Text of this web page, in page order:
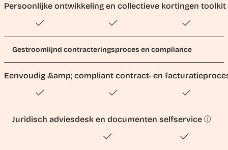
Persoonlijke ontwikkeling en collectieve kortingen toolkit
Gestroomlijnd contracteringsproces en compliance
Eenvoudig &amp; compliant contract- en
Juridisch adviesdesk en documenten selfservice